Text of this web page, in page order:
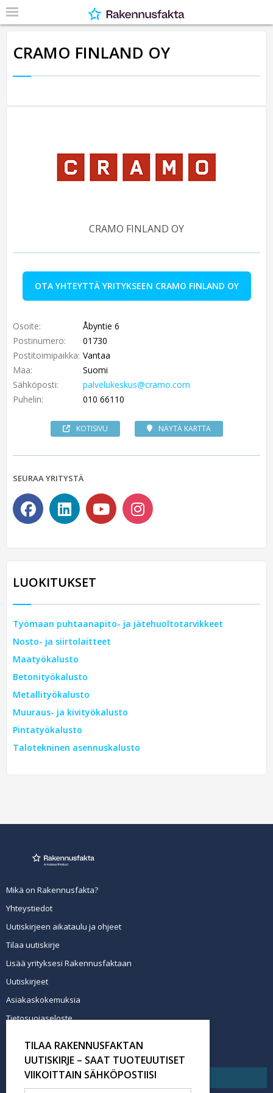
CRAMO FINLAND OY
CRAMO FINLAND OY
OTA YHTEYTTÄ YRITYKSEEN CRAMO FINLAND OY
Osoite:
Åbyntie 6
Postinumero:
01730
Postitoimipaikka: Vantaa
Maa:
Suomi
Sähköposti:
palvelukeskus@cramo.com
Puhelin:
010 66110
KOTISIVU NÄYTÄ KARTTA
SEURAA YRITYSTÄ
LUOKITUKSET
Työmaan puhtaanapito- ja jätehuoltotarvikkeet
Nosto- ja siirtolaitteet
Maatyökalusto
Betonityökalusto
Metallityökalusto
Muuraus- ja kivityökalusto
Pintatyökalusto
Talotekninen asennuskalusto
Mikä on Rakennusfakta?
Yhteystiedot
Uutiskirjeen aikataulu ja ohjeet
Tilaa uutiskirje
Lisää yrityksesi Rakennusfaktaan
Uutiskirjeet
Asiakaskokemuksia
Tietosuojaseloste
Tilaa uutiskirje
TILAA RAKENNUSFAKTAN
UUTISKIRJE – SAAT TUOTEUUTISET
VIIKOITTAIN SÄHKÖPOSTIISI